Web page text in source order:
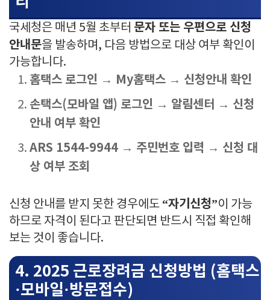
국세청은 매년 5월 초부터 문자 또는 우편으로 신청
안내문을 발송하며, 다음 방법으로 대상 여부 확인이
가능합니다.
홈택스 로그인 → My홈택스 → 신청안내 확인
손택스(모바일 앱) 로그인 → 알림센터 → 신청
안내 여부 확인
ARS 1544-9944 → 주민번호 입력 → 신청 대
상 여부 조회
신청 안내를 받지 못한 경우에도 “자기신청”이 가능
하므로 자격이 된다고 판단되면 반드시 직접 확인해
보는 것이 좋습니다.
4. 2025 근로장려금 신청방법 (홈택스
·모바일·방문접수)